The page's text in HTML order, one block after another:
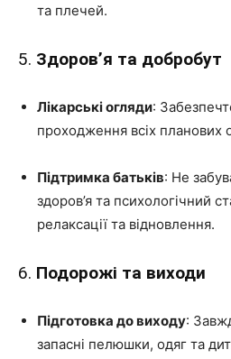
та плечей.
5. Здоров’я та добробут
Лікарські огляди:
проходження всіх планових
Підтримка батьків: Не
здоров’я та психологічний
релаксації та відновлення.
6. Подорожі та виходи
Підготовка до виходу:
запасні пелюшки, одяг та